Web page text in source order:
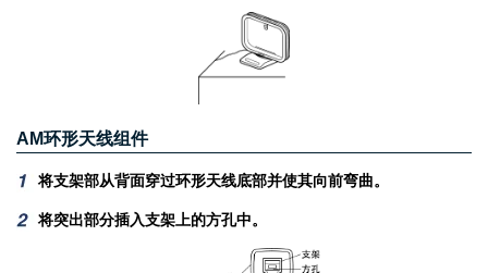
AM环形天线组件
将支架部从背面穿过环形天线底部并使其向前弯曲。
将突出部分插入支架上的方孔中。